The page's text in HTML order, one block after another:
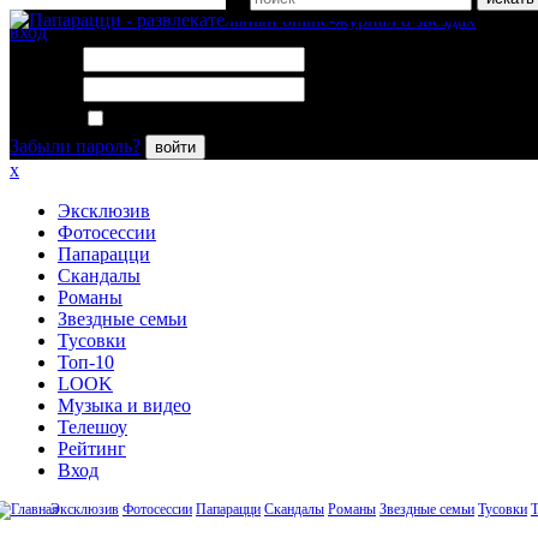
вход
Забыли пароль?
войти
x
Эксклюзив
Фотосессии
Папарацци
Скандалы
Романы
Звездные семьи
Тусовки
Топ-10
LOOK
Музыка и видео
Телешоу
Рейтинг
Вход
Эксклюзив Фотосессии Папарацци Скандалы Романы Звездные семьи Тусовки